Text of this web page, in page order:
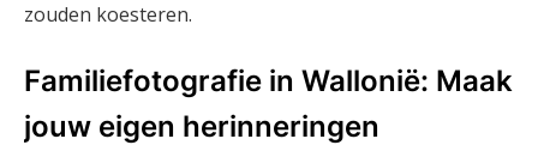
zouden koesteren.
Familiefotografie in Wallonië: Maak
jouw eigen herinneringen